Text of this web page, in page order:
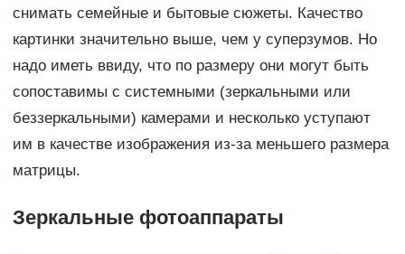
снимать семейные и бытовые сюжеты. Качество
картинки значительно выше, чем у суперзумов. Но
надо иметь ввиду, что по размеру они могут быть
сопоставимы с системными (зеркальными или
беззеркальными) камерами и несколько уступают
им в качестве изображения из-за меньшего размера
матрицы.
Зеркальные фотоаппараты